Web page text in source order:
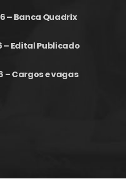
– Banca Quadrix
– Edital Publicado
– Cargos e vagas